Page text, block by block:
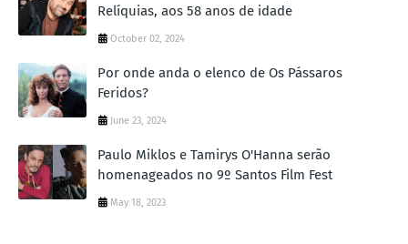
Relíquias, aos 58 anos de idade
October 02, 2024
Por onde anda o elenco de Os Pássaros
Feridos?
June 23, 2024
Paulo Miklos e Tamirys O'Hanna serão
homenageados no 9º Santos Film Fest
May 18, 2023